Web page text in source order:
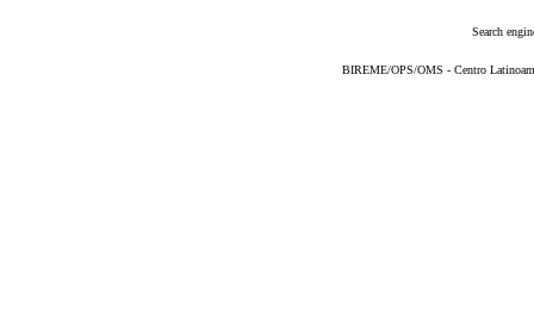
Search
BIREME/OPS/OMS - Centro